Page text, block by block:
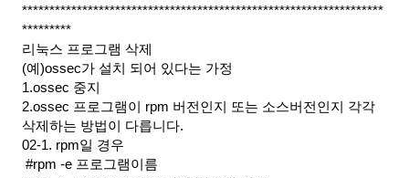
******************************************************************
*********
리눅스 프로그램 삭제
(예)ossec가 설치 되어 있다는 가정
1.ossec 중지
2.ossec 프로그램이 rpm 버전인지 또는 소스버전인지 각각
삭제하는 방법이 다릅니다.
02-1. rpm일 경우
#rpm -e 프로그램이름